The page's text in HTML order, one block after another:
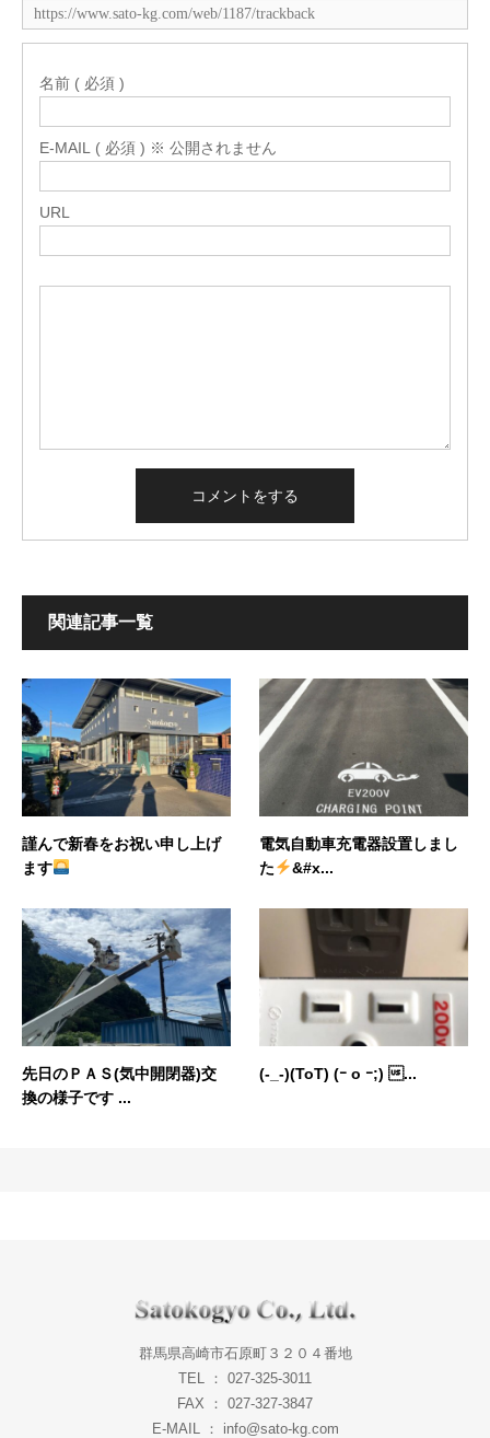
名前 ( 必須 )
E-MAIL ( 必須 ) ※ 公開されません
URL
関連記事一覧
謹んで新春をお祝い申し上げ
ます
電気自動車充電器設置しまし
た
&#x...
先日のＰＡＳ(気中開閉器)交
換の様子です ...
(-_-)(ToT) (ｰ o ｰ;) ...
群馬県高崎市石原町３２０４番地
TEL ： 027-325-3011
FAX ： 027-327-3847
E-MAIL ： info@sato-kg.com